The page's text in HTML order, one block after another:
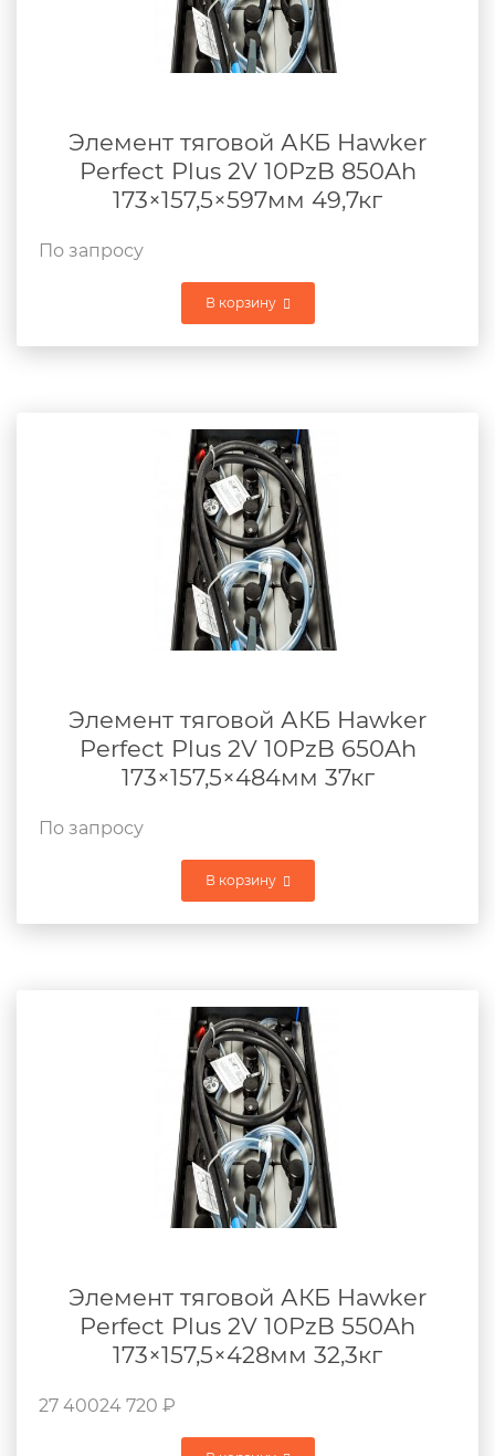
Элемент тяговой АКБ Hawker
Perfect Plus 2V 10PzB 850Ah
173×157,5×597мм 49,7кг
По запросу
В корзину
Элемент тяговой АКБ Hawker
Perfect Plus 2V 10PzB 650Ah
173×157,5×484мм 37кг
По запросу
В корзину
Элемент тяговой АКБ Hawker
Perfect Plus 2V 10PzB 550Ah
173×157,5×428мм 32,3кг
27 40024 720 ₽